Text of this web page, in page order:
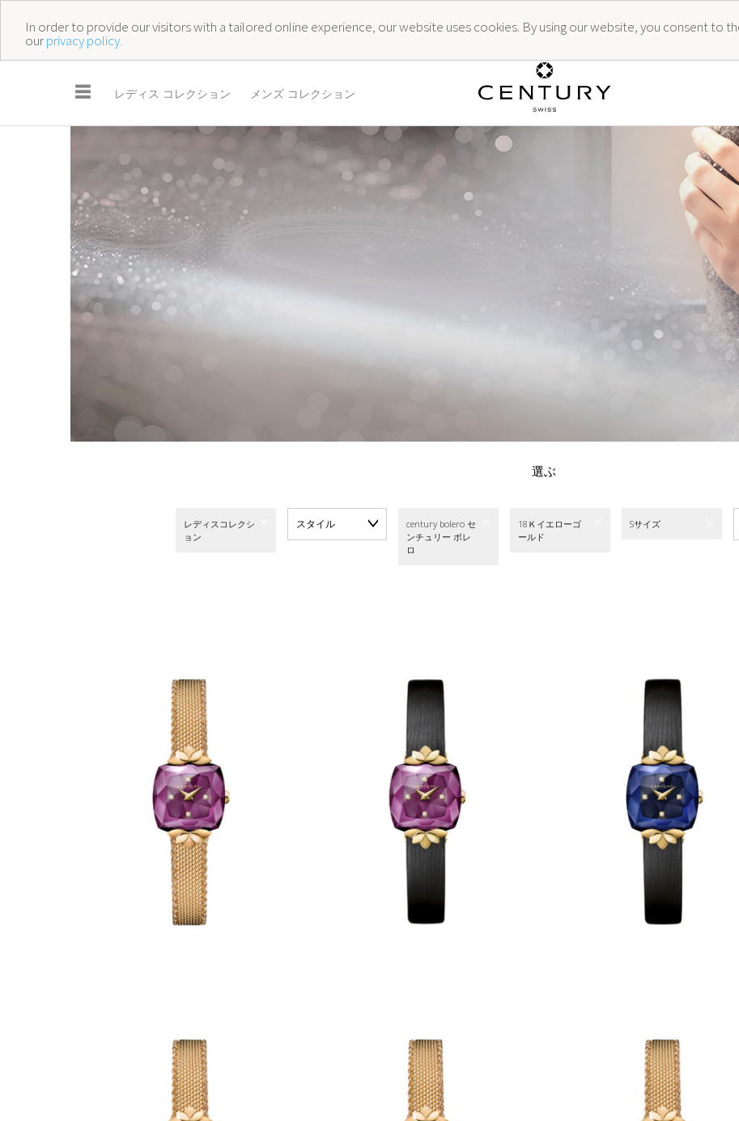
In order to provide our visitors with a tailored online experience, our website uses cookies. By using our website, you consent to
ourprivacy policy.
☰ レディス コレクション メンズ コレクション
選ぶ
レディスコレクシ
ョン
スタイル
century bolero セ
ンチュリー ボレ
ロ
18Ｋイエローゴ
ールド
Sサイズ